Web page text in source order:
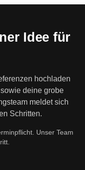
Idee für
hochladen
deine grobe
meldet sich
Schritten.
Unser Team